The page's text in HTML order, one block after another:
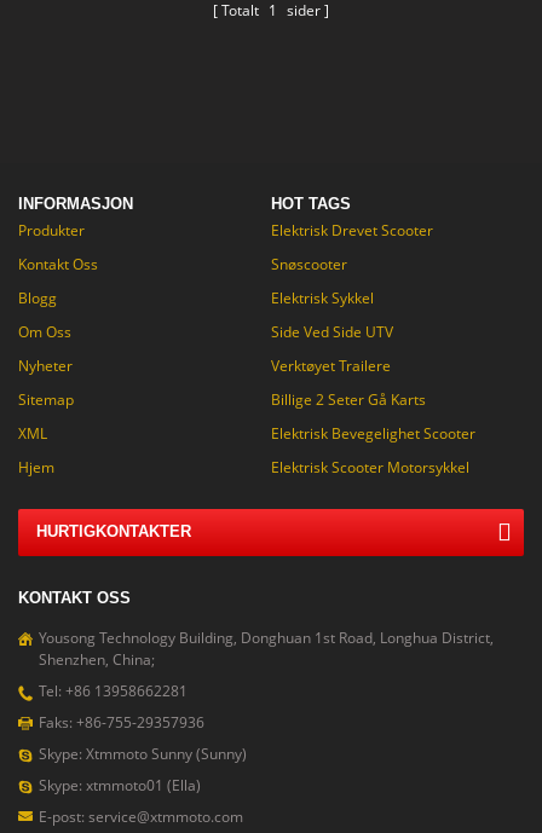
Totalt 1 sider
INFORMASJON
Produkter
Kontakt Oss
Blogg
Om Oss
Nyheter
Sitemap
XML
Hjem
HOT TAGS
Elektrisk Drevet Scooter
Snøscooter
Elektrisk Sykkel
Side Ved Side UTV
Verktøyet Trailere
Billige 2 Seter Gå Karts
Elektrisk Bevegelighet Scooter
Elektrisk Scooter Motorsykkel
HURTIGKONTAKTER
KONTAKT OSS
Yousong Technology Building, Donghuan 1st Road, Longhua District,
Shenzhen, China;
Tel: +86 13958662281
Faks: +86-755-29357936
Skype: Xtmmoto Sunny (Sunny)
Skype: xtmmoto01 (Ella)
E-post: service@xtmmoto.com